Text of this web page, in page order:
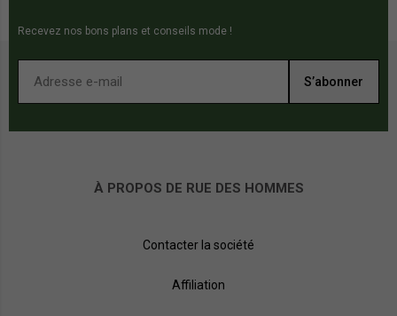
Recevez nos bons plans et conseils mode !
S’abonner
À PROPOS DE RUE DES HOMMES
Contacter la société
Affiliation